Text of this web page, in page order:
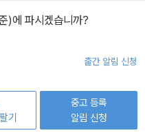
)에 파시겠습니까?
출간 알림 신청
기
중고 등록
알림 신청